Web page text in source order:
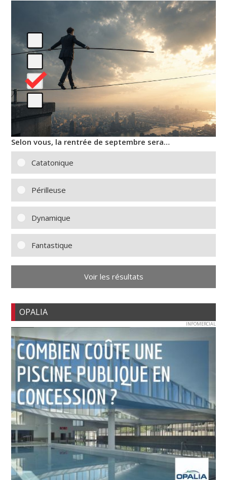
Selon vous, la rentrée de septembre sera…
Catatonique
Périlleuse
Dynamique
Fantastique
Voir les résultats
OPALIA
INFOMERCIAL